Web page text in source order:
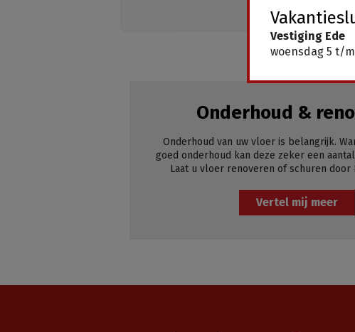
Onderhoud &
Onderhoud van uw vloer is belangrijk.
goed onderhoud kan deze zeker een
Laat u vloer renoveren of schuren door
Vertel mij meer
Vestiging Ede
woensdag 5 t/